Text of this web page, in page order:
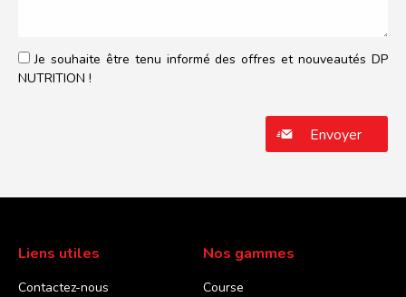
Je souhaite être tenu informé des offres et nouveautés DP
NUTRITION !
Liens utiles
Contactez-nous
Nos gammes
Course